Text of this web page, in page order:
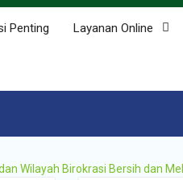
Penting Layanan Online
Wilayah Birokrasi Bersih dan